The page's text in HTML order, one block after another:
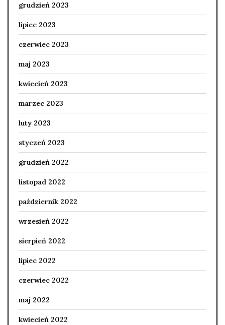
grudzień 2023
lipiec 2023
czerwiec 2023
maj 2023
kwiecień 2023
marzec 2023
luty 2023
styczeń 2023
grudzień 2022
listopad 2022
październik 2022
wrzesień 2022
sierpień 2022
lipiec 2022
czerwiec 2022
maj 2022
kwiecień 2022